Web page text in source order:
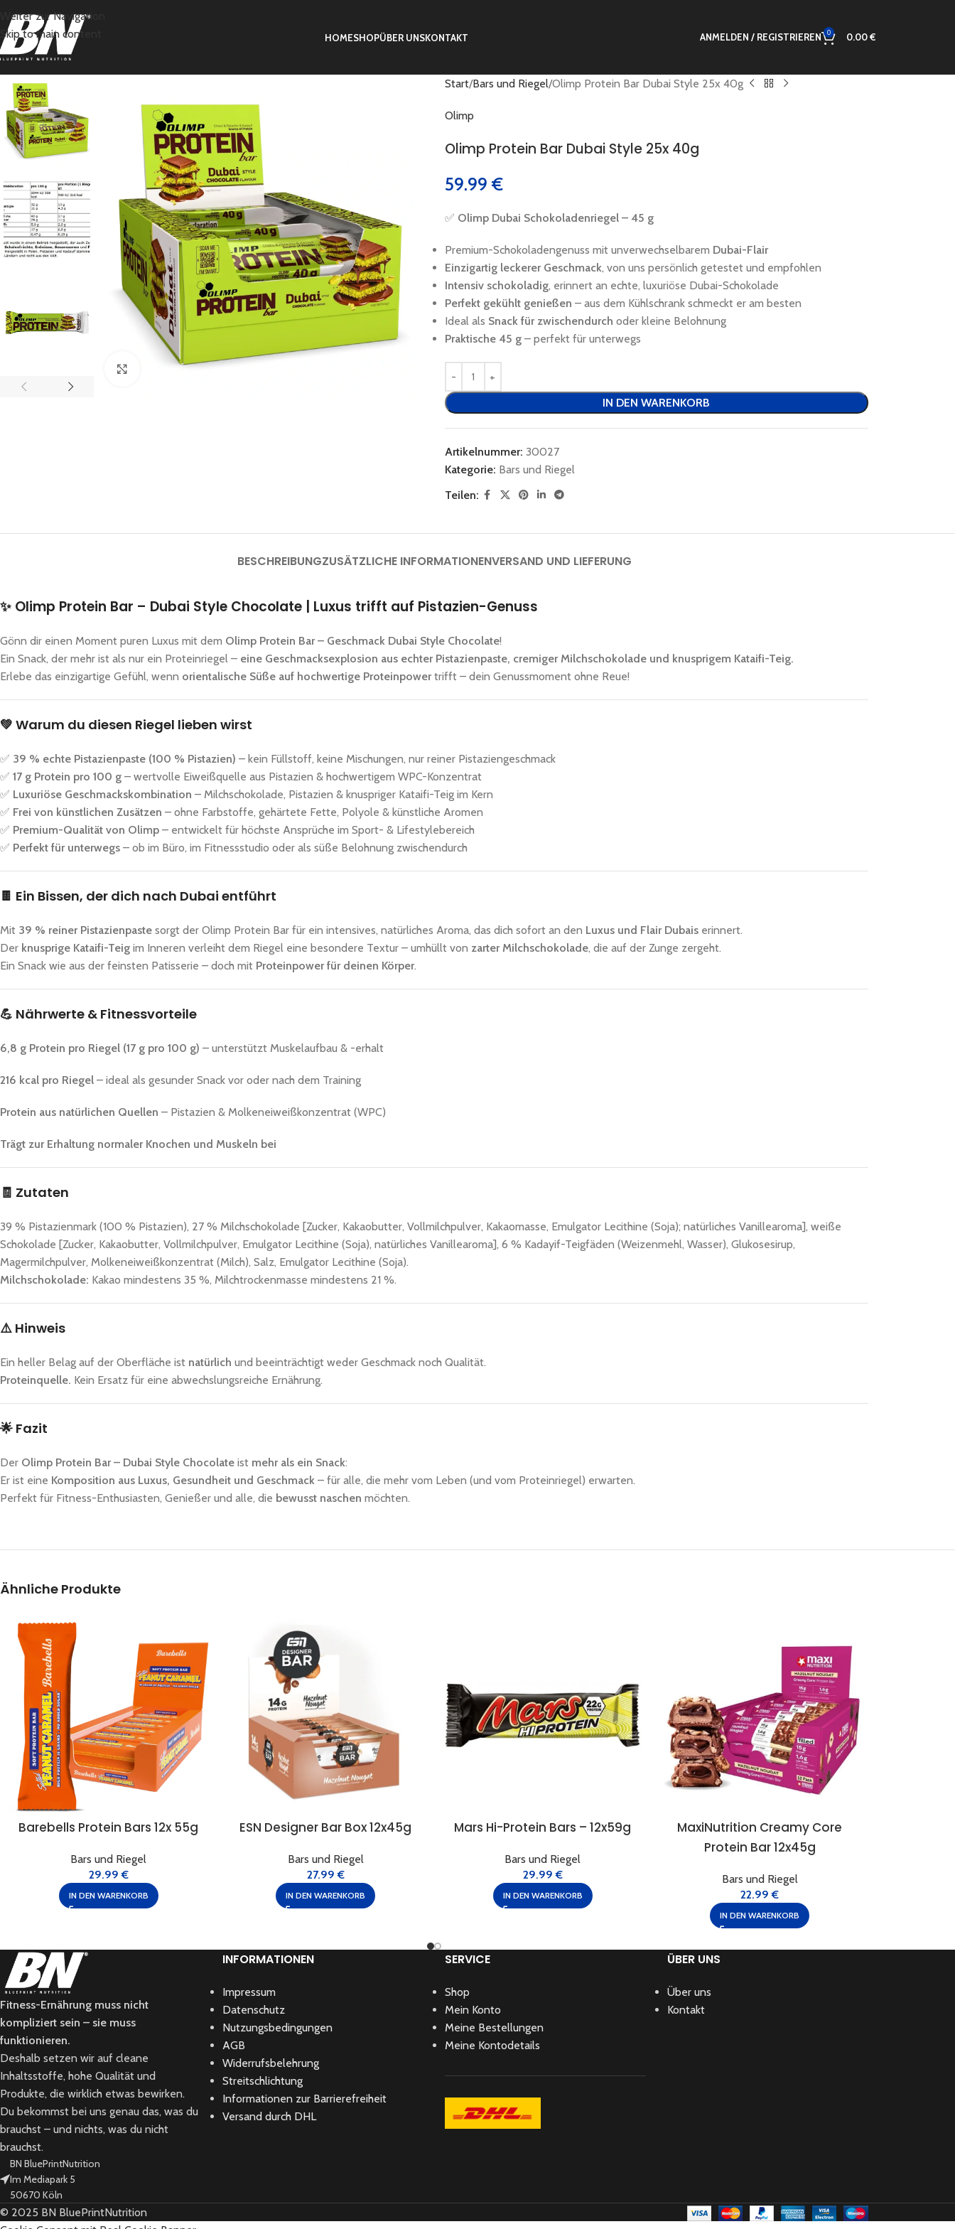
Weiter zur Navigation
Skip to main content
HOMESHOPÜBER UNSKONTAKT ANMELDEN / REGISTRIEREN 0 0.00€
Click to enlarge
Start Bars und Riegel Olimp Protein Bar Dubai Style 25x 40g
Olimp
Olimp Protein Bar Dubai Style 25x 40g
59.99 €
✅ Olimp Dubai Schokoladenriegel – 45 g
Premium-Schokoladengenuss mit unverwechselbarem Dubai-Flair
Einzigartig leckerer Geschmack, von uns persönlich getestet und empfohlen
Intensiv schokoladig, erinnert an echte, luxuriöse Dubai-Schokolade
Perfekt gekühlt genießen – aus dem Kühlschrank schmeckt er am besten
Ideal als Snack für zwischendurch oder kleine Belohnung
Praktische 45 g– perfekt für unterwegs
IN DEN WARENKORB
Artikelnummer: 30027
Kategorie: Bars und Riegel
Teilen:
BESCHREIBUNGZUSÄTZLICHE INFORMATIONENVERSAND UND LIEFERUNG
✨ Olimp Protein Bar – Dubai Style Chocolate | Luxus trifft auf Pistazien-Genuss
Gönn dir einen Moment puren Luxus mit dem Olimp Protein Bar – Geschmack Dubai Style Chocolate!
Ein Snack, der mehr ist als nur ein Proteinriegel – eine Geschmacksexplosion aus echter Pistazienpaste, cremiger Milchschokolade und knusprigem Kataifi-Teig.
Erlebe das einzigartige Gefühl, wenn orientalische Süße auf hochwertige Proteinpowertrifft – dein Genussmoment ohne Reue!
💚 Warum du diesen Riegel lieben wirst
✅ 39 % echte Pistazienpaste (100 % Pistazien) – kein Füllstoff, keine Mischungen, nur reiner Pistaziengeschmack
✅ 17 g Protein pro 100 g – wertvolle Eiweißquelle aus Pistazien & hochwertigem WPC-Konzentrat
✅ Luxuriöse Geschmackskombination – Milchschokolade, Pistazien & knuspriger Kataifi-Teig im Kern
✅ Frei von künstlichen Zusätzen – ohne Farbstoffe, gehärtete Fette, Polyole & künstliche Aromen
✅ Premium-Qualität von Olimp – entwickelt für höchste Ansprüche im Sport- & Lifestylebereich
✅ Perfekt für unterwegs – ob im Büro, im Fitnessstudio oder als süße Belohnung zwischendurch
🍫 Ein Bissen, der dich nach Dubai entführt
Mit 39 % reiner Pistazienpaste sorgt der Olimp Protein Bar für ein intensives, natürliches Aroma, das dich sofort an den Luxus und Flair Dubais erinnert.
Der knusprige Kataifi-Teig im Inneren verleiht dem Riegel eine besondere Textur – umhüllt von zarter Milchschokolade, die auf der Zunge zergeht.
Ein Snack wie aus der feinsten Patisserie – doch mit Proteinpower für deinen Körper.
💪 Nährwerte & Fitnessvorteile
6,8 g Protein pro Riegel (17 g pro 100 g) – unterstützt Muskelaufbau & -erhalt
216 kcal pro Riegel – ideal als gesunder Snack vor oder nach dem Training
Protein aus natürlichen Quellen – Pistazien & Molkeneiweißkonzentrat (WPC)
Trägt zur Erhaltung normaler Knochen und Muskeln bei
🧾 Zutaten
39 % Pistazienmark (100 % Pistazien), 27 % Milchschokolade [Zucker, Kakaobutter, Vollmilchpulver, Kakaomasse, Emulgator Lecithine (Soja); natürliches Vanillearoma], weiße
Schokolade [Zucker, Kakaobutter, Vollmilchpulver, Emulgator Lecithine (Soja), natürliches Vanillearoma], 6 % Kadayif-Teigfäden (Weizenmehl, Wasser), Glukosesirup,
Magermilchpulver, Molkeneiweißkonzentrat (Milch), Salz, Emulgator Lecithine (Soja).
Milchschokolade: Kakao mindestens 35 %, Milchtrockenmasse mindestens 21 %.
⚠️ Hinweis
Ein heller Belag auf der Oberfläche ist natürlich und beeinträchtigt weder Geschmack noch Qualität.
Proteinquelle. Kein Ersatz für eine abwechslungsreiche Ernährung.
🌟 Fazit
Der Olimp Protein Bar – Dubai Style Chocolate ist mehr als ein Snack:
Er ist eine Komposition aus Luxus, Gesundheit und Geschmack – für alle, die mehr vom Leben (und vom Proteinriegel) erwarten.
Perfekt für Fitness-Enthusiasten, Genießer und alle, die bewusst naschen möchten.
Ähnliche Produkte
Barebells Protein Bars 12x 55g
Bars und Riegel
29.99€
IN DEN WARENKORB
ESN Designer Bar Box 12x45g
Bars und Riegel
27.99€
IN DEN WARENKORB
Mars Hi-Protein Bars – 12x59g
Bars und Riegel
29.99€
IN DEN WARENKORB
MaxiNutrition Creamy Core
Protein Bar 12x45g
Bars und Riegel
22.99€
IN DEN WARENKORB
Fitness-Ernährung muss nicht
kompliziert sein – sie muss
funktionieren.
Deshalb setzen wir auf cleane
Inhaltsstoffe, hohe Qualität und
Produkte, die wirklich etwas bewirken.
Du bekommst bei uns genau das, was du
brauchst – und nichts, was du nicht
brauchst.
BN BluePrintNutrition
Im Mediapark 5
50670 Köln
INFORMATIONEN
Impressum
Datenschutz
Nutzungsbedingungen
AGB
Widerrufsbelehrung
Streitschlichtung
Informationen zur Barrierefreiheit
Versand durch DHL
SERVICE
Shop
Mein Konto
Meine Bestellungen
Meine Kontodetails
ÜBER UNS
Über uns
Kontakt
© 2025 BN BluePrintNutrition